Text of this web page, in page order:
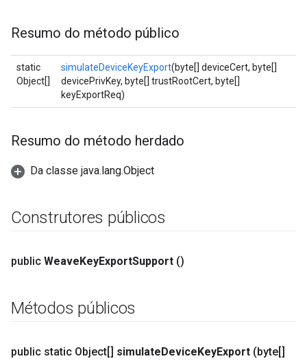
Resumo do método público
static
Object[]
simulateDeviceKeyExport(byte[] deviceCert, byte[]
devicePrivKey, byte[] trustRootCert, byte[]
keyExportReq)
Resumo do método herdado
Da classe java.lang.Object
Construtores públicos
public WeaveKeyExportSupport ()
Métodos públicos
public static Object[] simulateDeviceKeyExport (byte[]